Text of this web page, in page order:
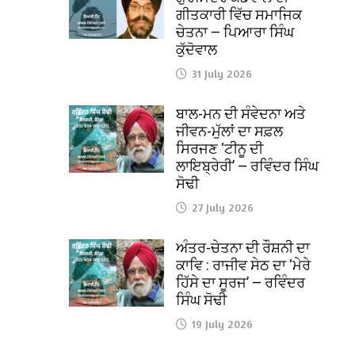
ਗੀਤਕਾਰੀ ਵਿੱਚ ਸਮਾਜਿਕ
ਚੇਤਨਾ — ਪਿਆਰਾ ਸਿੰਘ
ਕੁੱਦੋਵਾਲ
31 July 2026
ਬਾਲ-ਮਨ ਦੀ ਸੰਵੇਦਨਾ ਅਤੇ
ਜੀਵਨ-ਮੁੱਲਾਂ ਦਾ ਸਫ਼ਲ
ਸਿਰਜਣ ‘ਟੀਨੂ ਦੀ
ਲਾਇਬ੍ਰੇਰੀ’ — ਰਵਿੰਦਰ ਸਿੰਘ
ਸੋਢੀ
27 July 2026
ਅੰਤਰ-ਚੇਤਨਾ ਦੀ ਰੌਸ਼ਨੀ ਦਾ
ਕਾਵਿ : ਰਾਜੀਵ ਸੇਠ ਦਾ ‘ਮੇਰੇ
ਹਿੱਸੇ ਦਾ ਸੂਰਜ’ — ਰਵਿੰਦਰ
ਸਿੰਘ ਸੋਢੀ
19 July 2026